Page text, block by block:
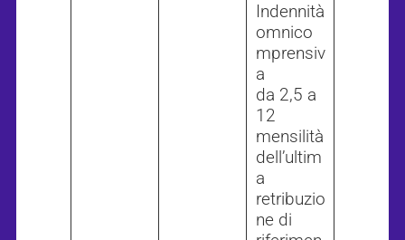
Indennità
omnico
mprensiv
a
da 2,5 a
12
mensilità
dell’ultim
a
retribuzio
ne di